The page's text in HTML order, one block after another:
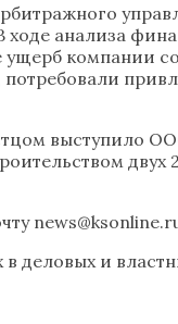
ходе анализа
компании
выступило
деловых и